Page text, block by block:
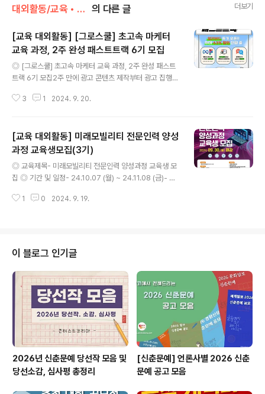
대외활동/교육 • 강연 • 멘토링 의 다른 글 더보기
[교육 대외활동] [그로스쿨] 초고속 마케터
교육 과정, 2주 완성 패스트트랙 6기 모집
◎ [그로스쿨] 초고속 마케터 교육 과정, 2주 완성 패스트
트랙 6기 모집2주 만에 광고 콘텐츠 제작부터 광고 집행까
있는 온라인 강의입니다. ◎ 모집개요- 2주 만에 광고 기
통)- 수강료의 최대 50%를 광고실습비로 사용 ◎ 모집대
상- 마케팅 분야 취업, 이직을 준비하는 분- 마케팅 실무로
포트폴리오를 채우고 싶은 분- 마케팅 현업에서 사용하는
디자인, 분석 툴을 경험하고 싶은 분- 마케팅 이론과 실무
를 몰라도 누구나 환영 ◎ 기간 및 일정- 접수기간: ~ 10월
6일(일) 오전 9시 까지- 활동기간: 10월 7일(월) ~ 1..
3 1 2024. 9. 20.
[교육 대외활동] 미래모빌리티 전문인력 양성
과정 교육생모집(3기)
◎ 교육제목- 미래모빌리티 전문인력 양성과정 교육생 모
집 ◎ 기간 및 일정- 24.10.07 (월) ~ 24.11.08 (금)- 매
45세)- 4년제의 경우 3학년 이상, 2년제 입학 학기부터
(포스터 내 QR 코드 및 상단 온라인접수 클릭) ◎ 혜택내
역- 훈련수당 및 지역정착금 60만원 지급 ◎ 문의- 지능
형자동차부품진흥원 053-615-7616, 7611 ​많은 분들
의 관심과 참여를 바라며, 이상 콘코에서 소식 전해 드렸습
니다.​※ 내용이 더 궁금하시다면, 참가..
1 0 2024. 9. 19.
이 블로그 인기글
2026년 신춘문예 당선작 모음 및
당선소감, 심사평 총정리
[신춘문예] 언론사별 2026 신춘
문예 공고 모음